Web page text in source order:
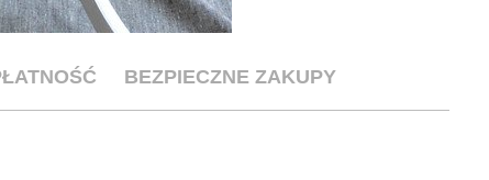
BEZPIECZNE ZAKUPY